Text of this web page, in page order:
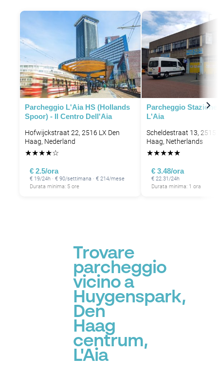
P
Parcheggio L'Aia HS (Hollands
Spoor) - Il Centro Dell'Aia
Hofwijckstraat 22, 2516 LX Den
Haag, Nederland
★★★★☆
€ 2.5/ora
€ 19/24h · € 90/settimana · € 214/mese
Durata minima: 5 ore
Parcheggio
L'Aia
Scheldestraat 13, 2515
Haag, Netherlands
★★★★★
€ 3.48/ora
€ 22.31/24h
Durata minima: 1 ora
Trovare
parcheggio
vicino a
Huygenspark,
Den
Haag
centrum,
L'Aia